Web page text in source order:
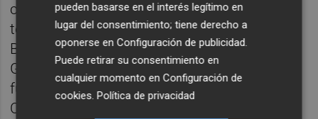
con amplia trayectoria en el sector
tecnológico en España, ex CIO de Repsol y
BBVA, y ex miembro del consejo de Sopra
Group; Óscar Fanjul,ex presidente y
fundador de Repsol y actual miembro del
Consejo de Administración de Cellnex; y
pueden basarse en el interés legítimo en
lugar del consentimiento; tiene derecho a
oponerse enConfiguración de publicidad.
Puede retirar su consentimiento en
cualquier momento enConfiguración de
cookies.Política de privacidad